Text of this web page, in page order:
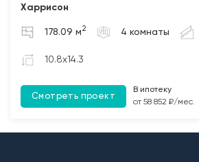
участков между плит перекрытия
обработкой Биозащитным составом.
Лестница
Харрисон
178.09 м 2 4 комнаты
10.8x14.3
Смотреть проект
В ипотеку
от 58 852 ₽/мес.